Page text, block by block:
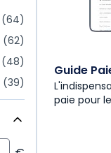
64
62
48
39
35
29
21
Guide
paie pour